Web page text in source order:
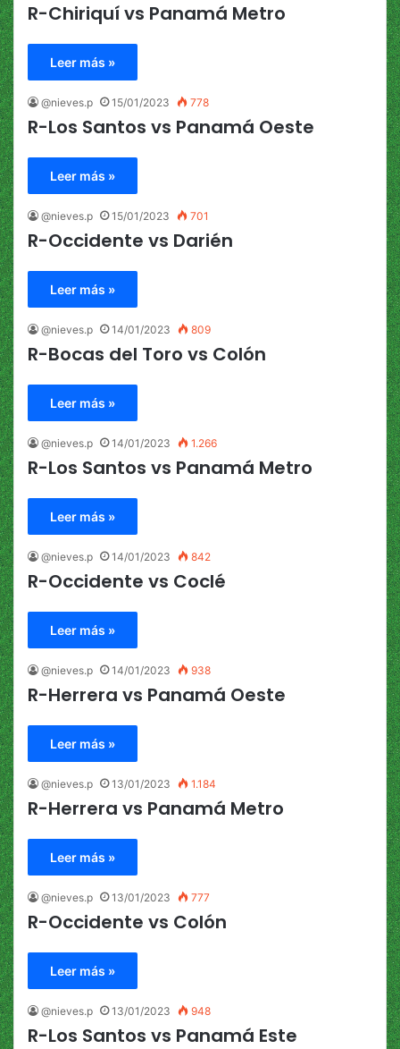
R-Chiriquí vs Panamá Metro
Leer más »
@nieves.p 15/01/2023 778
R-Los Santos vs Panamá Oeste
Leer más »
@nieves.p 15/01/2023 701
R-Occidente vs Darién
Leer más »
@nieves.p 14/01/2023 809
R-Bocas del Toro vs Colón
Leer más »
@nieves.p 14/01/2023 1.266
R-Los Santos vs Panamá Metro
Leer más »
@nieves.p 14/01/2023 842
R-Occidente vs Coclé
Leer más »
@nieves.p 14/01/2023 938
R-Herrera vs Panamá Oeste
Leer más »
@nieves.p 13/01/2023 1.184
R-Herrera vs Panamá Metro
Leer más »
@nieves.p 13/01/2023 777
R-Occidente vs Colón
Leer más »
@nieves.p 13/01/2023 948
R-Los Santos vs Panamá Este